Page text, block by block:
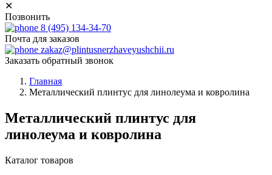
✕
Позвонить
8 (495) 134-34-70
Почта для заказов
zakaz@plintusnerzhaveyushchii.ru
Заказать обратный звонок
Главная
Металлический плинтус для линолеума и ковролина
Металлический плинтус для
линолеума и ковролина
Каталог товаров